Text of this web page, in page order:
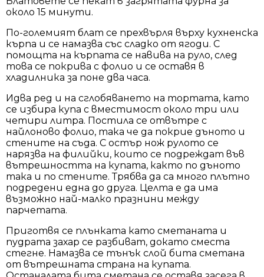
около 15 минути.
По-големият блат се прехвърля върху кухненска
кърпа и се намазва със сладко от ягоди. С
помощта на кърпата се навива на руло, след
това се покрива с фолио и се оставя в
хладилника за поне два часа.
Идва ред и на сглобяването на тортата, като
се избира купа с вместимост около три или
четири литра. Постила се отвътре с
найлоново фолио, така че да покрие дъното и
стените на съда. С остър нож рулото се
нарязва на филийки, които се подреждат във
вътрешността на купата, както по дъното
така и по стените. Трябва да са много плътно
подредени една до друга. Целта е да има
възможно най-малко празнини между
парчетата.
Приготвя се плънката като сметаната и
пудрата захар се разбиват, докато сместа
стегне. Намазва се тънък слой бита сметана
от вътрешната страна на купата.